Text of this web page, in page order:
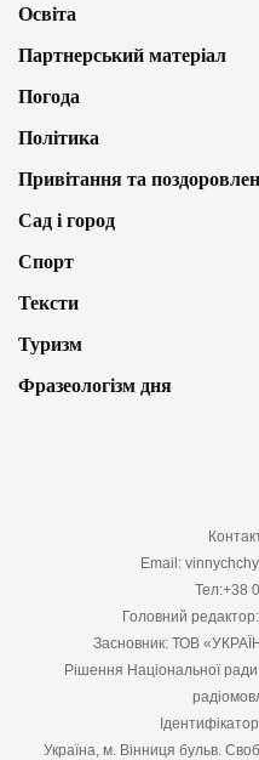
Освіта
Партнерський матеріал
Погода
Політика
Привітання та
Сад і город
Спорт
Тексти
Туризм
Фразеологізм дня
Email:
Тел:+38
Головний
Засновник: ТОВ
Рішення Національної
Україна, м. Вінниця бульв.